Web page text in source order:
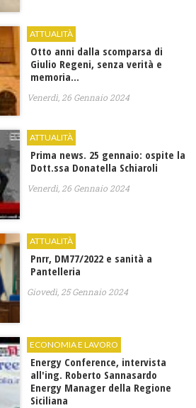
ATTUALITÀ
Otto anni dalla scomparsa di
Giulio Regeni, senza verità e
memoria…
Venerdì, 26 Gennaio 2024
ATTUALITÀ
Prima news. 25 gennaio: ospite la
Dott.ssa Donatella Schiaroli
Venerdì, 26 Gennaio 2024
ATTUALITÀ
Pnrr, DM77/2022 e sanità a
Pantelleria
Giovedì, 25 Gennaio 2024
ECONOMIA E LAVORO
Energy Conference, intervista
all'ing. Roberto Sannasardo
Energy Manager della Regione
Siciliana